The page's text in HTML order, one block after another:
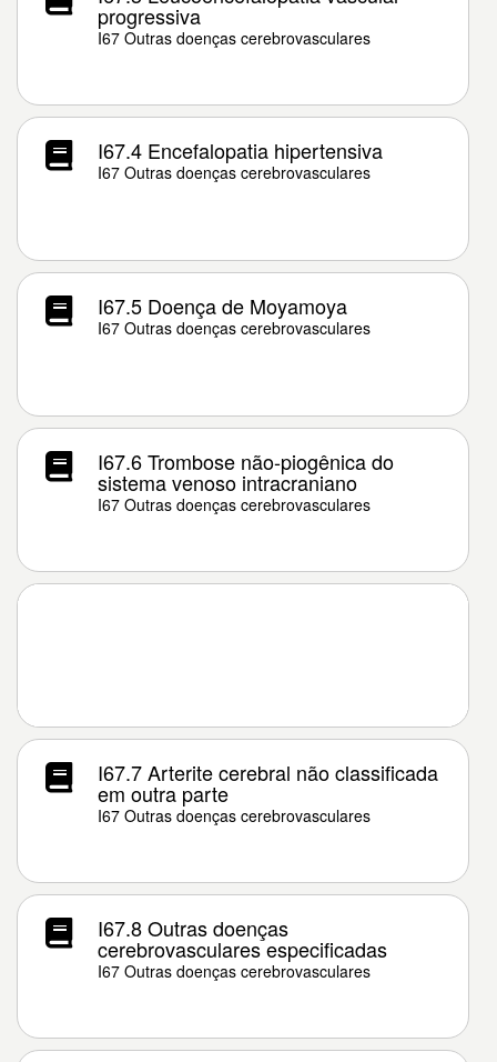
progressiva
I67 Outras doenças cerebrovasculares
I67.4 Encefalopatia hipertensiva
I67 Outras doenças cerebrovasculares
I67.5 Doença de Moyamoya
I67 Outras doenças cerebrovasculares
I67.6 Trombose não-piogênica do
sistema venoso intracraniano
I67 Outras doenças cerebrovasculares
I67.7 Arterite cerebral não classificada
em outra parte
I67 Outras doenças cerebrovasculares
I67.8 Outras doenças
cerebrovasculares especificadas
I67 Outras doenças cerebrovasculares